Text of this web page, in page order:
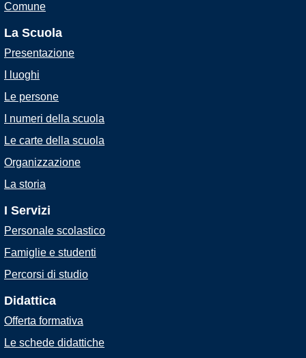
Comune
La Scuola
Presentazione
I luoghi
Le persone
I numeri della scuola
Le carte della scuola
Organizzazione
La storia
I Servizi
Personale scolastico
Famiglie e studenti
Percorsi di studio
Didattica
Offerta formativa
Le schede didattiche